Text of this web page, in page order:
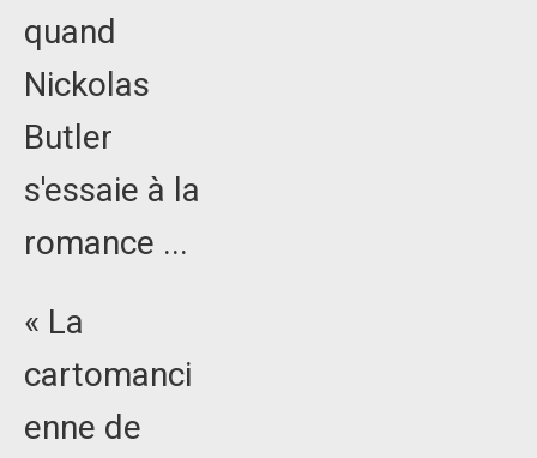
quand
Nickolas
Butler
s'essaie à la
romance ...
« La
cartomanci
enne de